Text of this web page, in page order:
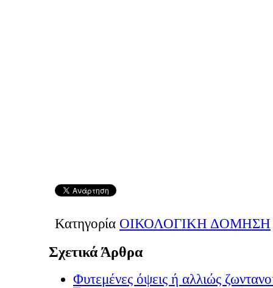
Κατηγορία ΟΙΚΟΛΟΓΙΚΗ ΔΟΜΗΣΗ
Σχετικά Άρθρα
Φυτεμένες όψεις ή αλλιώς